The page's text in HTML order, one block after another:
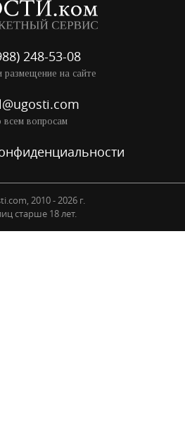
248-53-08
размещение на сайте
всем вопросам
2010 - 2026 г.
старше 18 лет.